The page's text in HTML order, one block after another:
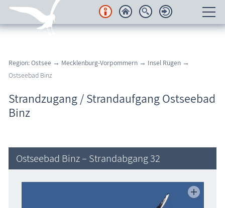
Regionales
Urlaubsorte
Karten
Wissenswertes
Region: Ostsee → Mecklenburg-Vorpommern → Insel Rügen →
Ostseebad Binz
Strandzugang / Strandaufgang Ostseebad
Binz
Ostseebad Binz – Strandabgang 32